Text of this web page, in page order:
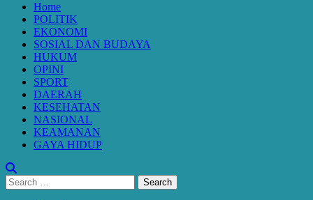
Home
POLITIK
EKONOMI
SOSIAL DAN BUDAYA
HUKUM
OPINI
SPORT
DAERAH
KESEHATAN
NASIONAL
KEAMANAN
GAYA HIDUP
Search
for: